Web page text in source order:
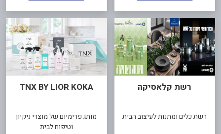
רשת קלאסיקה
רשת כלים ומתנות לעיצוב הבית
TNX BY LIOR KOKA
מותג פרימיום של מוצרי ניקיון
וטיפוח לבית